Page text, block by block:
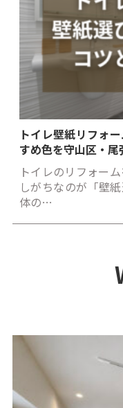
トイレ壁紙リフォ
すめ色を守山区・
トイレのリフォー
しがちなのが「壁
体の…